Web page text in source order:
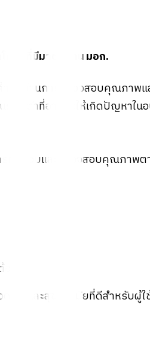
ครกที่มีมาตรฐาน มอก.
นผ่านการตรวจสอบคุณภาพแ
าพต่ำที่อาจก่อให้เกิดปัญหาในอ
ดสอบและตรวจสอบคุณภาพต
ภัย และสุขอนามัยที่ดีสำหรับผู้ใ